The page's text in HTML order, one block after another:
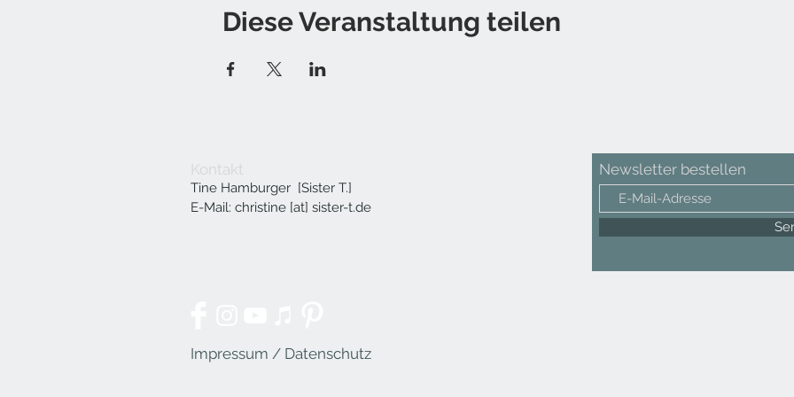
Diese Veranstaltung teilen
Kontakt
Tine Hamburger [Sister T.]
E-Mail: christine [at] sister-t.de
Newsletter bestellen
Impressum / Datenschutz